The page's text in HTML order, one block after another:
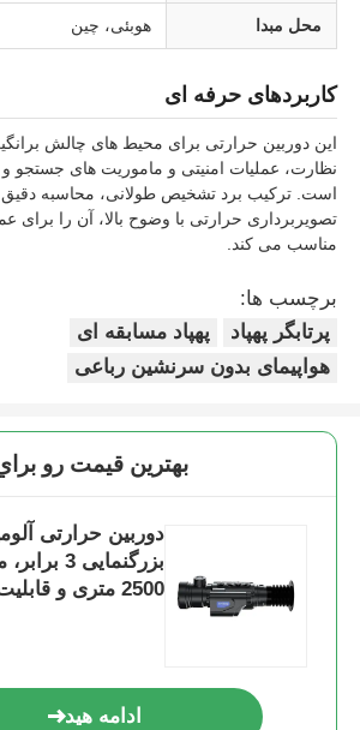
خونه
محصولات
درباره ما
محل مبدا هوبئی، چین
کاربردهای حرفه ای
این دوربین حرارتی برای محیط های چالش
نظارت، عملیات امنیتی و ماموریت های
است. ترکیب برد تشخیص طولانی، محاسبه دقیق
تصویربرداری حرارتی با وضوح بالا، آن را برای
مناسب می کند.
برچسب ها:
پرتابگر پهپاد
پهپاد مسابقه ای
هواپیمای بدون سرنشین رباعی
بهترين قيمت رو
دوربین حرارتی
بزرگنمایی
2500 متری و
ادامه هید